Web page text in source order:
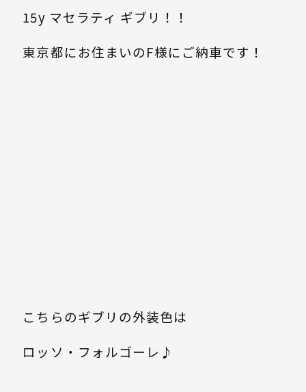
15y マセラティ ギブリ！！
東京都にお住まいのF様にご納車です！
こちらのギブリの外装色は
ロッソ・フォルゴーレ♪